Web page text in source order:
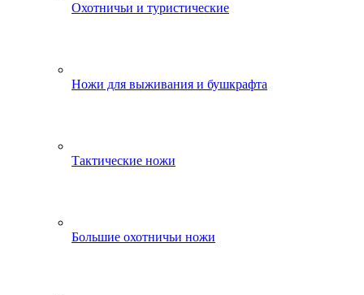
Охотничьи и туристические
Ножи для выживания и бушкрафта
Тактические ножи
Большие охотничьи ножи